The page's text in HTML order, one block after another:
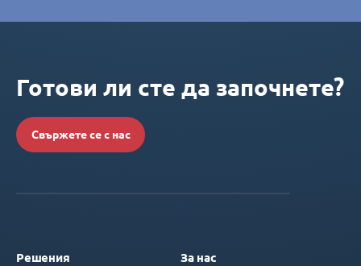
Готови ли сте да започнете?
Свържете се с нас
Решения За нас